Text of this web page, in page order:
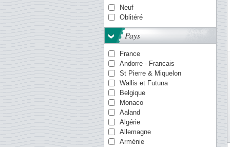
Neuf
Oblitéré
Pays
France
Andorre - Francais
St Pierre & Miquelon
Wallis et Futuna
Belgique
Monaco
Aaland
Algérie
Allemagne
Arménie